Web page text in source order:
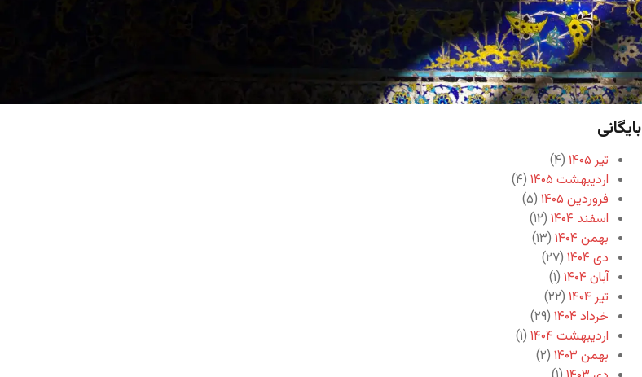
بایگانی
تیر ۱۴۰۵
(۴)
اردیبهشت ۱۴۰۵
(۴)
فروردین ۱۴۰۵
(۵)
اسفند ۱۴۰۴
(۱۲)
بهمن ۱۴۰۴
(۱۳)
دی ۱۴۰۴
(۲۷)
آبان ۱۴۰۴
(۱)
تیر ۱۴۰۴
(۲۲)
خرداد ۱۴۰۴
(۲۹)
اردیبهشت ۱۴۰۴
(۱)
بهمن ۱۴۰۳
(۲)